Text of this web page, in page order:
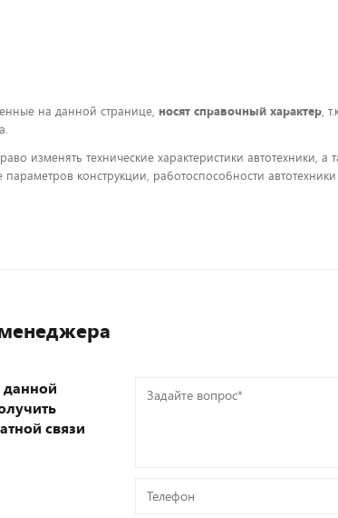
на данной странице, носят справочный характер,
изменять технические характеристики
конструкции, работоспособности
данной
связи
Задайте
Телефон